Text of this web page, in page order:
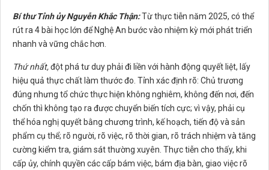
Bí thư Tỉnh ủy Nguyễn Khắc Thận:Từ thực tiễn năm 2025, có thể
rút ra 4 bài học lớn để Nghệ An bước vào nhiệm kỳ mới phát triển
nhanh và vững chắc hơn.
Thứ nhất,đột phá tư duy phải đi liền với hành động quyết liệt, lấy
hiệu quả thực chất làm thước đo. Tỉnh xác định rõ: Chủ trương
đúng nhưng tổ chức thực hiện không nghiêm, không đến nơi, đến
chốn thì không tạo ra được chuyển biến tích cực; vì vậy, phải cụ
thể hóa nghị quyết bằng chương trình, kế hoạch, tiến độ và sản
phẩm cụ thể; rõ người, rõ việc, rõ thời gian, rõ trách nhiệm và tăng
cường kiểm tra, giám sát thường xuyên. Thực tiễn cho thấy, khi
cấp ủy, chính quyền các cấp bám việc, bám địa bàn, giao việc rõ